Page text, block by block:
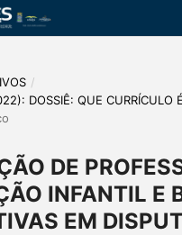
/
DOSSIÊ: QUE CURRÍCULO
DE
INFANTIL E
EM